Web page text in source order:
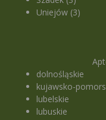
Uniejów (3)
dolnośląskie
kujawsko-
lubelskie
lubuskie